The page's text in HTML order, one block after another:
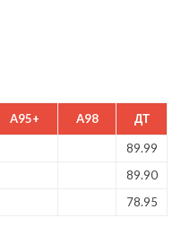
A95+ A98 ДТ
89.99
89.90
78.95